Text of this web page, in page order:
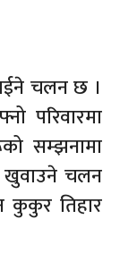
चलन छ ।
परिवारमा
सम्झनामा
खुवाउने चलन
कुकुर तिहार